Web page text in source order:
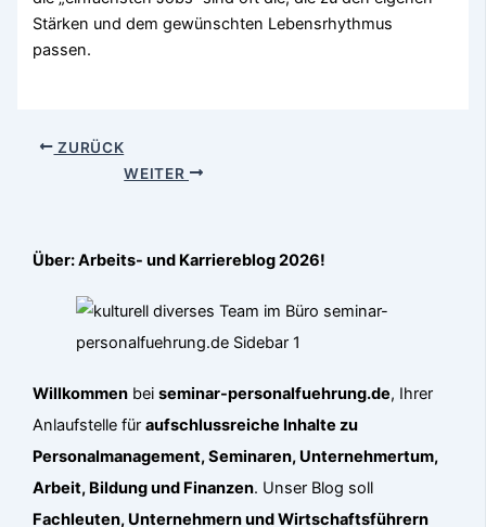
Stärken und dem gewünschten Lebensrhythmus
passen.
ZURÜCK
WEITER
Über: Arbeits- und Karriereblog 2026!
Willkommen beiseminar-personalfuehrung.de, Ihrer
Anlaufstelle füraufschlussreiche Inhalte zu
Personalmanagement, Seminaren, Unternehmertum,
Arbeit, Bildung und Finanzen. Unser Blog soll
Fachleuten, Unternehmern und Wirtschaftsführern